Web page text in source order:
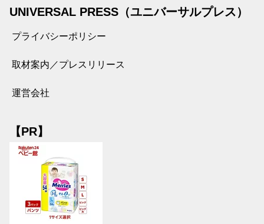
UNIVERSAL PRESS（ユニバーサルプレス）
プライバシーポリシー
取材案内／プレスリリース
運営会社
【PR】